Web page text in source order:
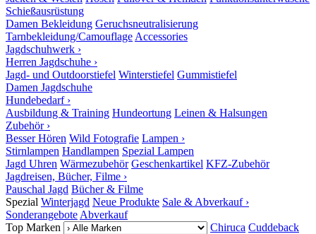
Schießausrüstung
Damen Bekleidung Geruchsneutralisierung
Tarnbekleidung/Camouflage Accessories
Jagdschuhwerk ›
Herren Jagdschuhe ›
Jagd- und Outdoorstiefel Winterstiefel Gummistiefel
Damen Jagdschuhe
Hundebedarf ›
Ausbildung & Training Hundeortung Leinen & Halsungen
Zubehör ›
Besser Hören Wild Fotografie Lampen ›
Stirnlampen Handlampen Spezial Lampen
Jagd Uhren Wärmezubehör Geschenkartikel KFZ-Zubehör
Jagdreisen, Bücher, Filme ›
Pauschal Jagd Bücher & Filme
Spezial Winterjagd Neue Produkte Sale & Abverkauf ›
Sonderangebote Abverkauf
Top Marken
Chiruca Cuddeback